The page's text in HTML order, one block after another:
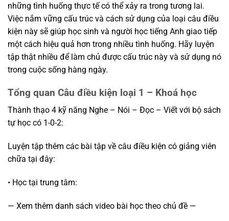
những tình huống thực tế có thể xảy ra trong tương lai.
Việc nắm vững cấu trúc và cách sử dụng của loại câu điều
kiện này sẽ giúp học sinh và người học tiếng Anh giao tiếp
một cách hiệu quả hơn trong nhiều tình huống. Hãy luyện
tập thật nhiều để làm chủ được cấu trúc này và sử dụng nó
trong cuộc sống hàng ngày.
Tổng quan Câu điều kiện loại 1 – Khoá học
Thành thạo 4 kỹ năng Nghe – Nói – Đọc – Viết với bộ sách
tự học có 1-0-2:
Luyện tập thêm các bài tập về câu điều kiện có giảng viên
chữa tại đây:
• Học tại trung tâm:
— Xem thêm danh sách video bài học theo chủ đề —